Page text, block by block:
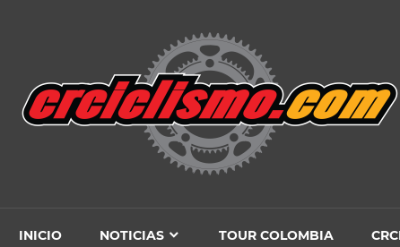
INICIO NOTICIAS TOUR COLOMBIA